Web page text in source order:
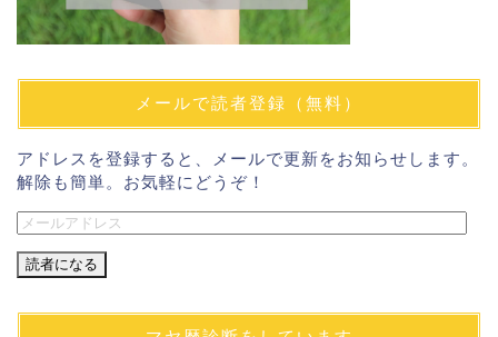
メールで読者登録（無料）
アドレスを登録すると、メールで更新をお知らせします。
解除も簡単。お気軽にどうぞ！
メ
ル
ド